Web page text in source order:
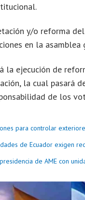
y/o reforma
en la
la ejecución de
la cual pasará
de los
para controlar
de Ecuador exigen
de AME con